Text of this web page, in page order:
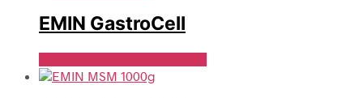
EMIN GastroCell